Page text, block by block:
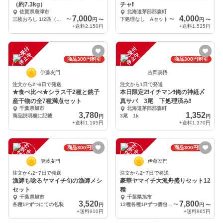
（約7.3kg）
佐賀県唐津市
〜 7,000円 〜
+送料2,150円
チャ❗️
北海道茅部郡森町
下処理なし Aセット 〜 4,000円 〜
+送料1,535円
注
文
受
付
停
止
中 商品300円割引
伊藤友門
注文から2~6日で発送
★食べ比べ★シラス干2種と銚子
産干物の全7種満点セット
千葉県旭市
商品説明欄に記載
3,780円
+送料1,195円
注
文
受
付
停
止
中 商品300円割引
吉岡奨悟
注文から1日で発送
本日限定2❗イチマン❗俺の神経〆
真サバ 3尾 下処理済み❗
北海道茅部郡森町
3尾 1k
1,352円
+送料1,370円
注
文
受
付
停
止
中
商品300円割引
伊藤友門
注文から2~7日で発送
漁師も唸るヤマイチ旬の漁師メシ
セット
千葉県旭市
各種1Pずつにての包装
3,520円
+送料910円
注
文
受
付
停
止
中
商品300円割引
伊藤友門
注文から2~7日で発送
豪華ヤマイチ大漁舟盛りセット12
種
千葉県旭市
12種各種1Pずつ個包装12
〜7,800円 〜
+送料965円